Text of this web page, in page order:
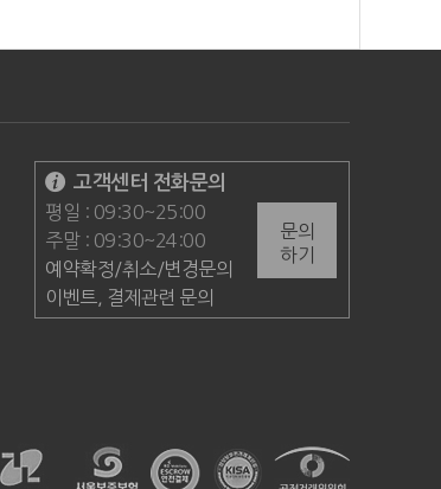
고객센터 전화문의
평일 : 09:30~25:00
주말 : 09:30~24:00
예약확정/취소/변경문의
이벤트, 결제관련 문의
문의
하기